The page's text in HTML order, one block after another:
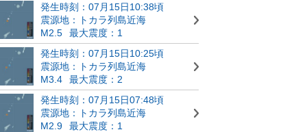
発生時刻：07月15日10:38頃
震源地：トカラ列島近海
M2.5
最大震度：1
発生時刻：07月15日10:25頃
震源地：トカラ列島近海
M3.4
最大震度：2
発生時刻：07月15日07:48頃
震源地：トカラ列島近海
M2.9
最大震度：1